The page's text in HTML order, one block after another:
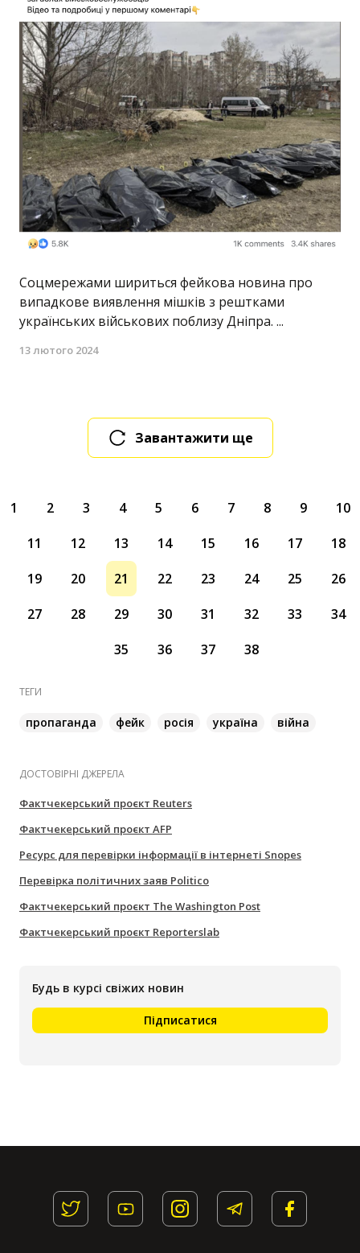
Соцмережами шириться фейкова новина про
випадкове виявлення мішків з рештками
українських військових поблизу Дніпра. ...
13 лютого 2024
Завантажити ще
1 2 3 4 5 6 7 8 9
10
11
12 13 14 15 16 17
18
19
20 21 22 23 24 25
26
27
28 29 30 31 32 33
34
35
36 37 38
ТЕГИ
пропаганда фейк росія україна війна
ДОСТОВІРНІ ДЖЕРЕЛА
Фактчекерський проєкт Reuters
Фактчекерський проєкт AFP
Ресурс для перевірки інформації в інтернеті Snopes
Перевірка політичних заяв Politico
Фактчекерський проєкт The Washington Post
Фактчекерський проєкт Reporterslab
Будь в курсі свіжих новин
Підписатися